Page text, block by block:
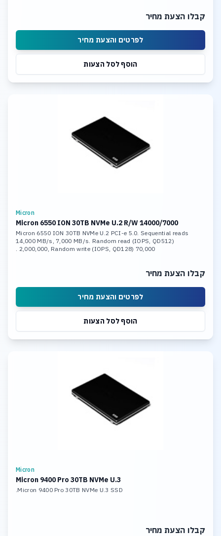
קבלו הצעת מחיר
לפרטים והצעת מחיר
הוסף לסל הצעות
Micron
Micron 6550 ION 30TB NVMe U.2 R/W 14000/7000
Micron 6550 ION 30TB NVMe U.2 PCI-e 5.0. Sequential reads
14,000 MB/s, 7,000 MB/s. Random read (IOPS, QD512)
2,000,000, Random write (IOPS, QD128) 70,000 .
קבלו הצעת מחיר
לפרטים והצעת מחיר
הוסף לסל הצעות
Micron
Micron 9400 Pro 30TB NVMe U.3
Micron 9400 Pro 30TB NVMe U.3 SSD.
קבלו הצעת מחיר